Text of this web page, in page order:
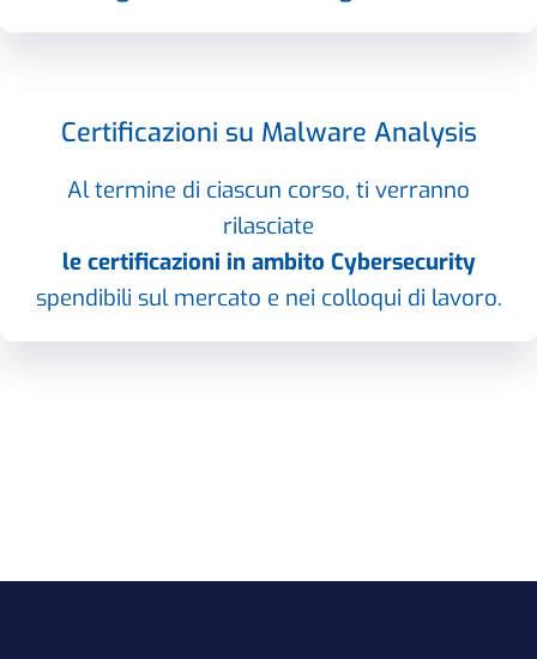
Certificazioni su Malware Analysis
Al termine di ciascun corso, ti verranno
rilasciate
le certificazioni in ambito Cybersecurity
spendibili sul mercato e nei colloqui di lavoro.